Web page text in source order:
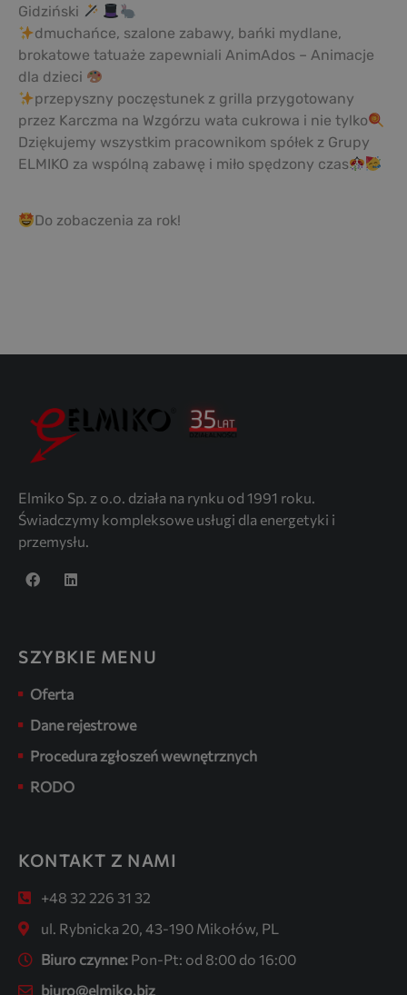
Gidziński
dmuchańce, szalone zabawy, bańki mydlane,
brokatowe tatuaże zapewniali AnimAdos – Animacje
dla dzieci
przepyszny poczęstunek z grilla przygotowany
przez Karczma na Wzgórzu wata cukrowa i nie tylko
Dziękujemy wszystkim pracownikom spółek z Grupy
ELMIKO za wspólną zabawę i miło spędzony czas
Do zobaczenia za rok!
Elmiko Sp. z o.o. działa na rynku od 1991 roku.
Świadczymy kompleksowe usługi dla energetyki i
przemysłu.
SZYBKIE MENU
Oferta
Dane rejestrowe
Procedura zgłoszeń wewnętrznych
RODO
KONTAKT Z NAMI
+48 32 226 31 32
ul. Rybnicka 20, 43-190 Mikołów, PL
Biuro czynne: Pon-Pt: od 8:00 do 16:00
biuro@elmiko.biz